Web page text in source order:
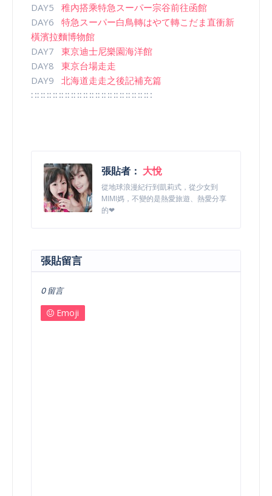
DAY5 稚內搭乘特急スーパー宗谷前往函館
DAY6 特急スーパー白鳥轉はやて轉こだま直衝新
橫濱拉麵博物館
DAY7 東京迪士尼樂園海洋館
DAY8 東京台場走走
DAY9 北海道走走之後記補充篇
∷∷∷∷∷∷∷∷∷∷∷∷∷∷∷∷∷∷∷∷
張貼者： 大悅
從地球浪漫紀行到凱莉式，從少女到
MIMI媽，不變的是熱愛旅遊、熱愛分享
的❤
張貼留言
0 留言
Emoji